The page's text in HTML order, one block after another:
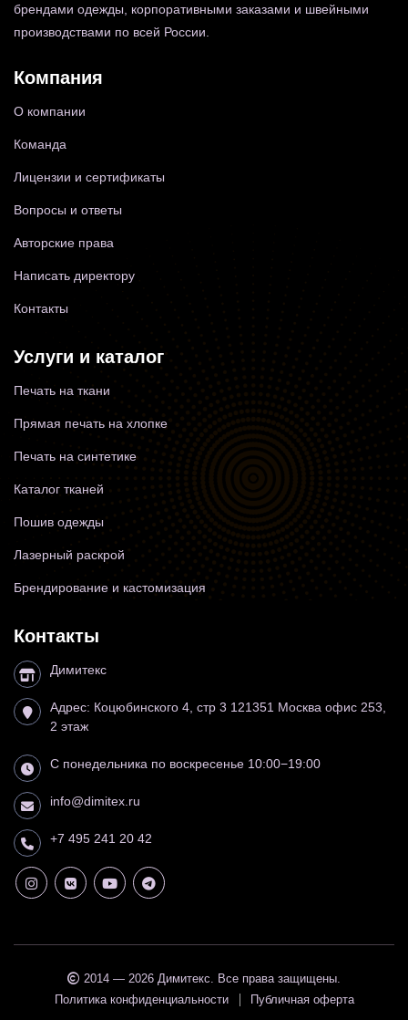
брендами одежды, корпоративными заказами и швейными
производствами по всей России.
Компания
О компании
Команда
Лицензии и сертификаты
Вопросы и ответы
Авторские права
Написать директору
Контакты
Услуги и каталог
Печать на ткани
Прямая печать на хлопке
Печать на синтетике
Каталог тканей
Пошив одежды
Лазерный раскрой
Брендирование и кастомизация
Контакты
Димитекс
Адрес: Коцюбинского 4, стр 3 121351 Москва офис 253,
2 этаж
С понедельника по воскресенье 10:00−19:00
info@dimitex.ru
+7 495 241 20 42
2014 — 2026 Димитекс. Все права защищены.
Политика конфиденциальности
Публичная оферта